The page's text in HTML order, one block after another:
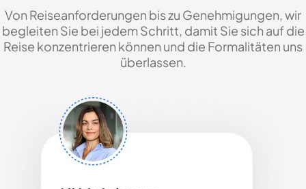
Von Reiseanforderungen bis zu Genehmigungen, wir
begleiten Sie bei jedem Schritt, damit Sie sich auf die
Reise konzentrieren können und die Formalitäten uns
überlassen.